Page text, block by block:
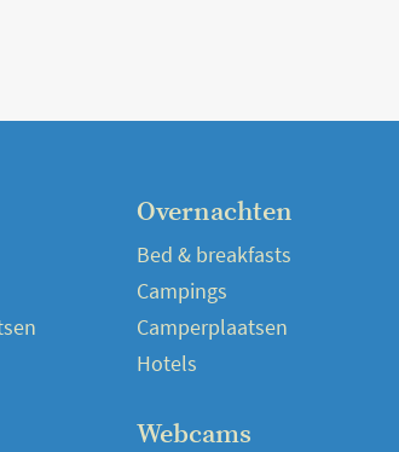
Overnachten
Bed & breakfasts
Campings
Camperplaatsen
Hotels
Webcams